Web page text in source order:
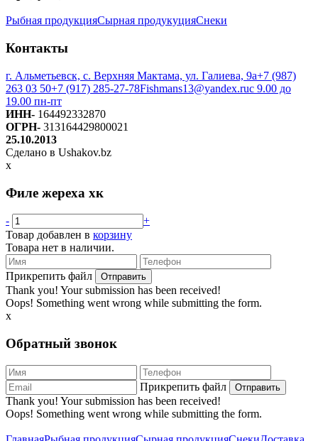
Рыбная продукцияСырная продукуцияСнеки
Контакты
г. Альметьевск, с. Верхняя Мактама, ул. Галиева, 9а+7 (987)
263 03 50+7 (917) 285-27-78Fishmans13@yandex.ruс 9.00 до
19.00 пн-пт
ИНН- 164492332870
ОГРН- 313164429800021
25.10.2013
Сделано в Ushakov.bz
x
Филе жереха хк
-
+
Товар добавлен в корзину
Товара нет в наличии.
Прикрепить файл
Thank you! Your submission has been received!
Oops! Something went wrong while submitting the form.
x
Обратный звонок
Прикрепить файл
Thank you! Your submission has been received!
Oops! Something went wrong while submitting the form.